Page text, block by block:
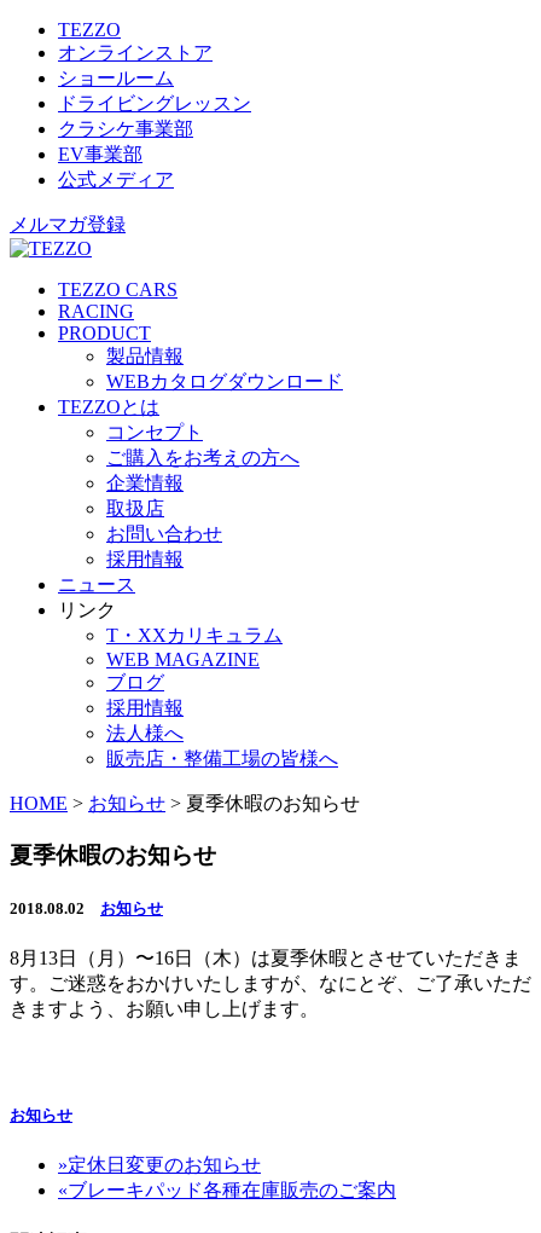
TEZZO
オンラインストア
ショールーム
ドライビングレッスン
クラシケ事業部
EV事業部
公式メディア
メルマガ登録
TEZZO CARS
RACING
PRODUCT
製品情報
WEBカタログダウンロード
TEZZOとは
コンセプト
ご購入をお考えの方へ
企業情報
取扱店
お問い合わせ
採用情報
ニュース
リンク
T・XXカリキュラム
WEB MAGAZINE
ブログ
採用情報
法人様へ
販売店・整備工場の皆様へ
HOME > お知らせ > 夏季休暇のお知らせ
夏季休暇のお知らせ
2018.08.02 お知らせ
8月13日（月）〜16日（木）は夏季休暇とさせていただきま
す。ご迷惑をおかけいたしますが、なにとぞ、ご了承いただ
きますよう、お願い申し上げます。
お知らせ
»定休日変更のお知らせ
«ブレーキパッド各種在庫販売のご案内